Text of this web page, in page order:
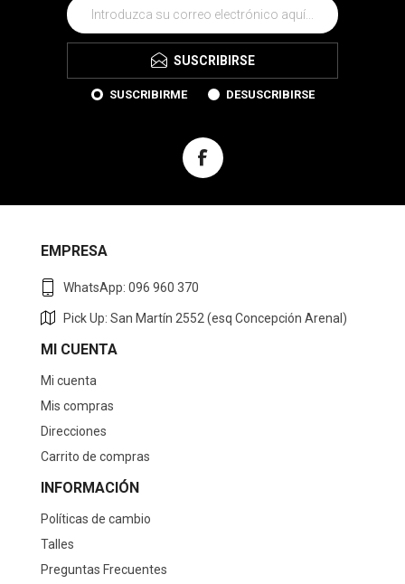
SUSCRIBIRSE
SUSCRIBIRME DESUSCRIBIRSE
EMPRESA
WhatsApp: 096 960 370
Pick Up: San Martín 2552 (esq Concepción Arenal)
MI CUENTA
Mi cuenta
Mis compras
Direcciones
Carrito de compras
INFORMACIÓN
Políticas de cambio
Talles
Preguntas Frecuentes